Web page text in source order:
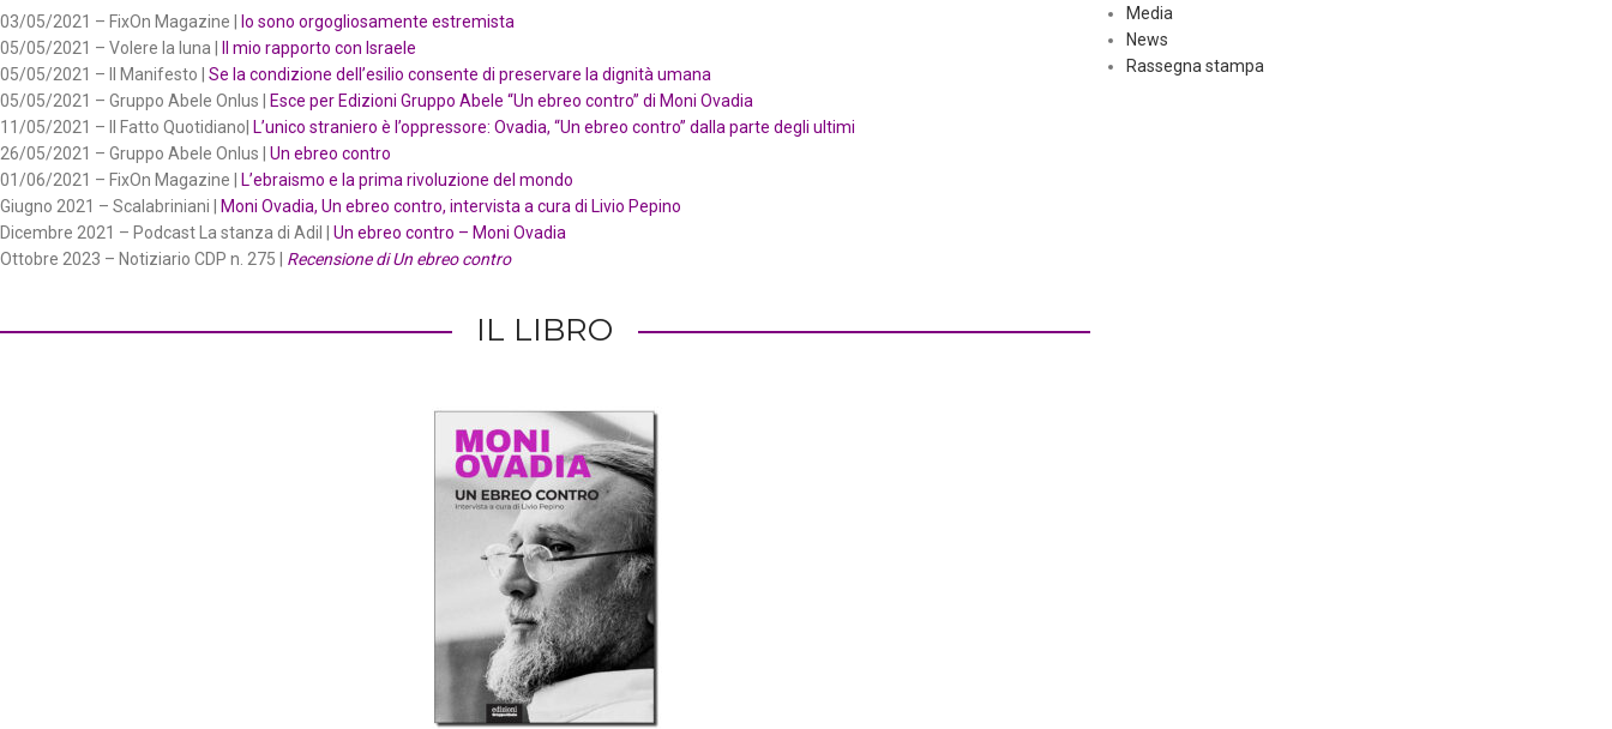
03/05/2021 – FixOn Magazine |
Io sono orgogliosamente estremista
05/05/2021 – Volere la luna |
Il mio rapporto con Israele
05/05/2021 – Il Manifesto | Se la condizione dell’esilio consente di preservare la dignità umana
05/05/2021 – Gruppo Abele Onlus |
Esce per Edizioni Gruppo Abele “Un ebreo contro” di Moni Ovadia
11/05/2021 – Il Fatto Quotidiano| L’unico straniero è l’oppressore: Ovadia, “Un ebreo contro” dalla parte degli ultimi
26/05/2021 – Gruppo Abele Onlus | Un ebreo contro
01/06/2021 – FixOn Magazine |
L’ebraismo e la prima rivoluzione del mondo
Giugno 2021 – Scalabriniani |
Moni Ovadia, Un ebreo contro, intervista a cura di Livio Pepino
Dicembre 2021 – Podcast La stanza di Adil | Un ebreo contro – Moni Ovadia
Ottobre 2023 – Notiziario CDP n. 275 | Recensione di Un ebreo contro
IL LIBRO
Media
News
Rassegna stampa